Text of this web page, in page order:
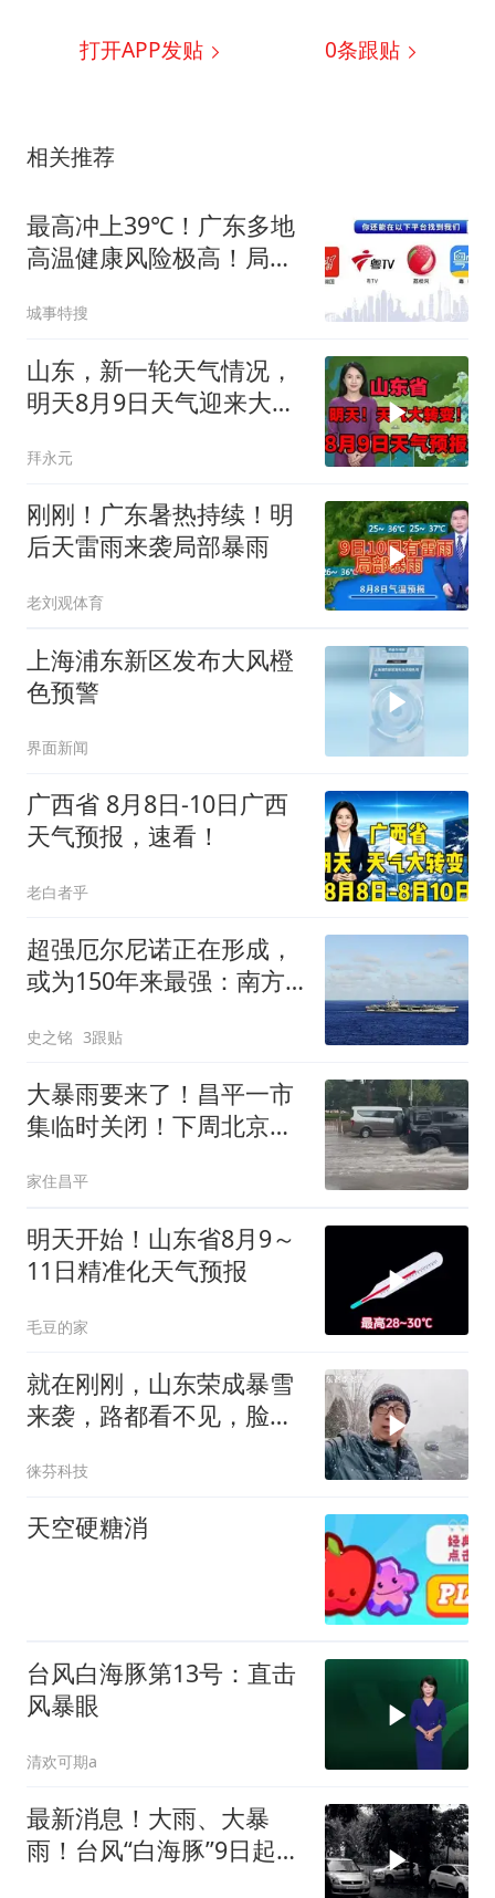
打开APP发贴 0条跟贴
相关推荐
最高冲上39℃！广东多地
高温健康风险极高！局部
雷雨大风
城事特搜
山东，新一轮天气情况，
明天8月9日天气迎来大转
拜永元
刚刚！广东暑热持续！明
后天雷雨来袭局部暴雨
老刘观体育
上海浦东新区发布大风橙
色预警
界面新闻
广西省 8月8日-10日广西
天气预报，速看！
老白者乎
超强厄尔尼诺正在形成，
或为150年来最强：南方
史之铭 3跟贴
大暴雨要来了！昌平一市
集临时关闭！下周北京可
家住昌平
明天开始！山东省8月9～
11日精准化天气预报
毛豆的家
就在刚刚，山东荣成暴雪
来袭，路都看不见，脸如
徕芬科技
天空硬糖消
台风白海豚第13号：直击
风暴眼
清欢可期a
最新消息！大雨、大暴
雨！台风“白海豚”9日起对